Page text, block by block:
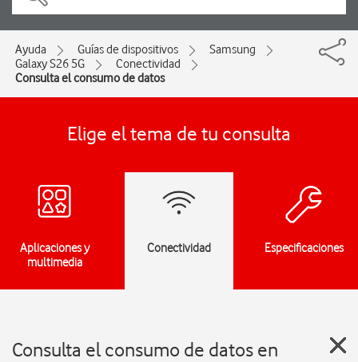
Ayuda Guías de dispositivos
Samsung
Galaxy S26 5G
Conectividad
Consulta el consumo de datos
Elige el tema de tu consulta
Aplicaciones y
multimedia
Conectividad Especificaciones
Consulta el consumo de datos en